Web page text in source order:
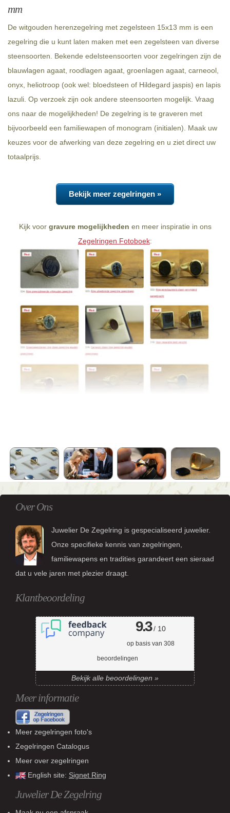
mm
De witgouden herenzegelring met zegelsteen 15x13 mm is een
zegelring die u kunt laten maken met een zegelsteen van diverse
steensoorten. Bekende edelsteensoorten voor zegelringen zijn de
blauwlagen agaat, roodlagen agaat, groenlagen agaat, carneool,
onyx, heliotroop (ook wel: bloedsteen of Hildegard jaspis) en lapis
lazuli. Op verzoek zijn ook andere steensoorten mogelijk. Vraag
ons naar de mogelijkheden! De zegelring is te graveren met
bijvoorbeeld een familiewapen of monogram (initialen). Maak uw
keuzes voor de afwerking van deze zegelring en u ziet direct uw
totaalprijs.
Bekijk meer zegelringen »
Kijk voor gravure mogelijkheden en meer inspiratie in ons
Zegelringen Fotoboek:
Over Ons
Juwelier De Zegelring is gespecialiseerd juwelier.
Onze specifieke kennis van zegelringen,
familiewapens en tradities garandeert een sieraad
dat u vele jaren met plezier draagt.
Klantbeoordeling
9.3/ 10
op basis van 308
beoordelingen
Bekijk alle beoordelingen »
Meer informatie
Meer zegelringen foto's
Zegelringen Catalogus
Meer over zegelringen
English site: Signet Ring
Juwelier De Zegelring